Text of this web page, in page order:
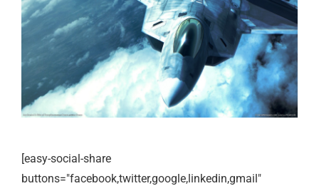
[easy-social-share
buttons="facebook,twitter,google,linkedin,gmail"